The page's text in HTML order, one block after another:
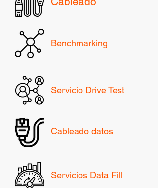
Benchmarking
Servicio Drive Test
Cableado datos
Servicios Data Fill